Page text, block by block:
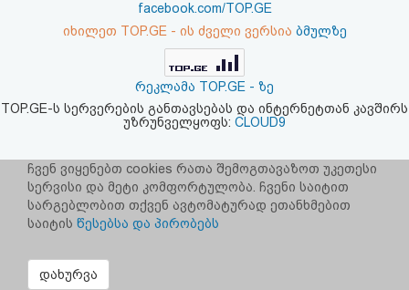
სალიცენზიო
პასუხისმგებლობის
უარყოფა
facebook.com/TOP.GE
იხილეთ TOP.GE - ის ძველი ვერსია ბმულზე
რეკლამა TOP.GE - ზე
TOP.GE-ს სერვერების განთავსებას და ინტერნეტთან კავშირს
უზრუნველყოფს: CLOUD9
ჩვენ ვიყენებთ cookies რათა შემოგთავაზოთ უკეთესი
სერვისი და მეტი კომფორტულობა. ჩვენი საიტით
სარგებლობით თქვენ ავტომატურად ეთანხმებით
საიტის წესებსა და პირობებს
დახურვა